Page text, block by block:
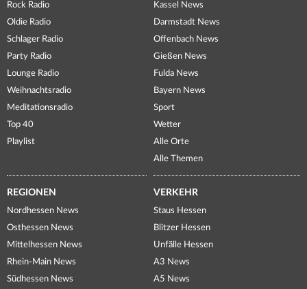
Rock Radio
Oldie Radio
Schlager Radio
Party Radio
Lounge Radio
Weihnachtsradio
Meditationsradio
Top 40
Playlist
Kassel News
Darmstadt News
Offenbach News
Gießen News
Fulda News
Bayern News
Sport
Wetter
Alle Orte
Alle Themen
REGIONEN
Nordhessen News
Osthessen News
Mittelhessen News
Rhein-Main News
Südhessen News
VERKEHR
Staus Hessen
Blitzer Hessen
Unfälle Hessen
A3 News
A5 News